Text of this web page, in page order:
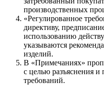
производственных
«Регулированное
директиву,
использованию
указываются
изделий.
В «Примечаниях»
с целью разъяснения
требований.